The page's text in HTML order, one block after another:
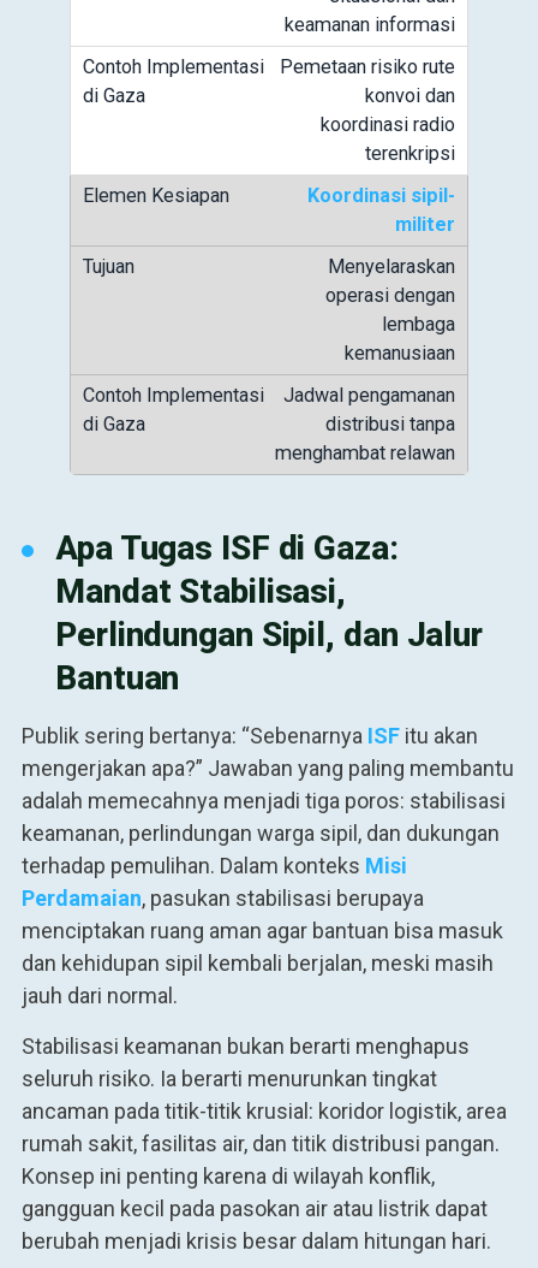
keamanan informasi
Pemetaan risiko rute
konvoi dan
koordinasi radio
terenkripsi
Koordinasi sipil-
militer
Menyelaraskan
operasi dengan
lembaga
kemanusiaan
Jadwal pengamanan
distribusi tanpa
menghambat relawan
Apa Tugas ISF di Gaza:
Mandat Stabilisasi,
Perlindungan Sipil, dan Jalur
Bantuan
Publik sering bertanya: “Sebenarnya ISF itu akan
mengerjakan apa?” Jawaban yang paling membantu
adalah memecahnya menjadi tiga poros: stabilisasi
keamanan, perlindungan warga sipil, dan dukungan
terhadap pemulihan. Dalam konteks Misi
Perdamaian, pasukan stabilisasi berupaya
menciptakan ruang aman agar bantuan bisa masuk
dan kehidupan sipil kembali berjalan, meski masih
jauh dari normal.
Stabilisasi keamanan bukan berarti menghapus
seluruh risiko. Ia berarti menurunkan tingkat
ancaman pada titik-titik krusial: koridor logistik, area
rumah sakit, fasilitas air, dan titik distribusi pangan.
Konsep ini penting karena di wilayah konflik,
gangguan kecil pada pasokan air atau listrik dapat
berubah menjadi krisis besar dalam hitungan hari.